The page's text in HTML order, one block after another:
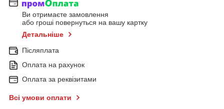
Ви отримаєте замовлення
або гроші повернуться на вашу картку
Детальніше
Післяплата
Оплата на рахунок
Оплата за реквізитами
Всі умови оплати